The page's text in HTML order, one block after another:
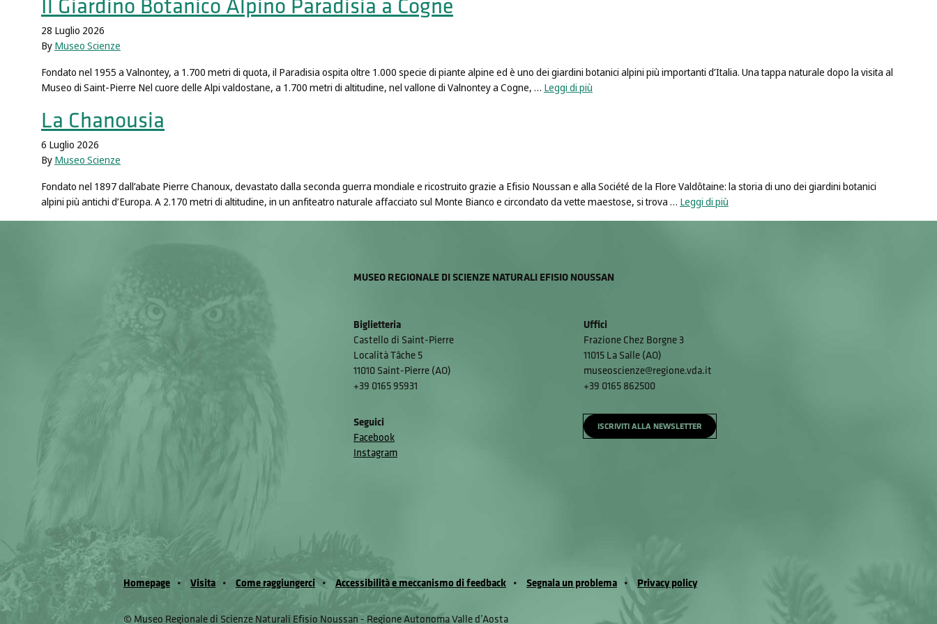
28 Luglio 2026
ByMuseo Scienze
Fondato nel 1955 a Valnontey, a 1.700 metri di quota, il Paradisia ospita oltre 1.000 specie di piante alpine ed è uno dei giardini botanici alpini più importanti d’Italia. Una tappa naturale dopo la visita al
Museo di Saint-Pierre Nel cuore delle Alpi valdostane, a 1.700 metri di altitudine, nel vallone di Valnontey a Cogne, …Leggi di più
La Chanousia
6 Luglio 2026
ByMuseo Scienze
Fondato nel 1897 dall’abate Pierre Chanoux, devastato dalla seconda guerra mondiale e ricostruito grazie a Efisio Noussan e alla Société de la Flore Valdôtaine: la storia di uno dei giardini botanici
alpini più antichi d’Europa. A 2.170 metri di altitudine, in un anfiteatro naturale affacciato sul Monte Bianco e circondato da vette maestose, si trova …Leggi di più
MUSEO REGIONALE DI SCIENZE NATURALI EFISIO NOUSSAN
Biglietteria
Castello di Saint-Pierre
Località Tâche 5
11010 Saint-Pierre (AO)
+39 0165 95931
Uffici
Frazione Chez Borgne 3
11015 La Salle (AO)
museoscienze@regione.vda.it
+39 0165 862500
Seguici
Facebook
Instagram
ISCRIVITI ALLA NEWSLETTER
Homepage Visita Come raggiungerci Accessibilità e meccanismo di feedback Segnala un problema Privacy policy
© Museo Regionale di Scienze Naturali Eﬁsio Noussan - Regione Autonoma Valle d’Aosta